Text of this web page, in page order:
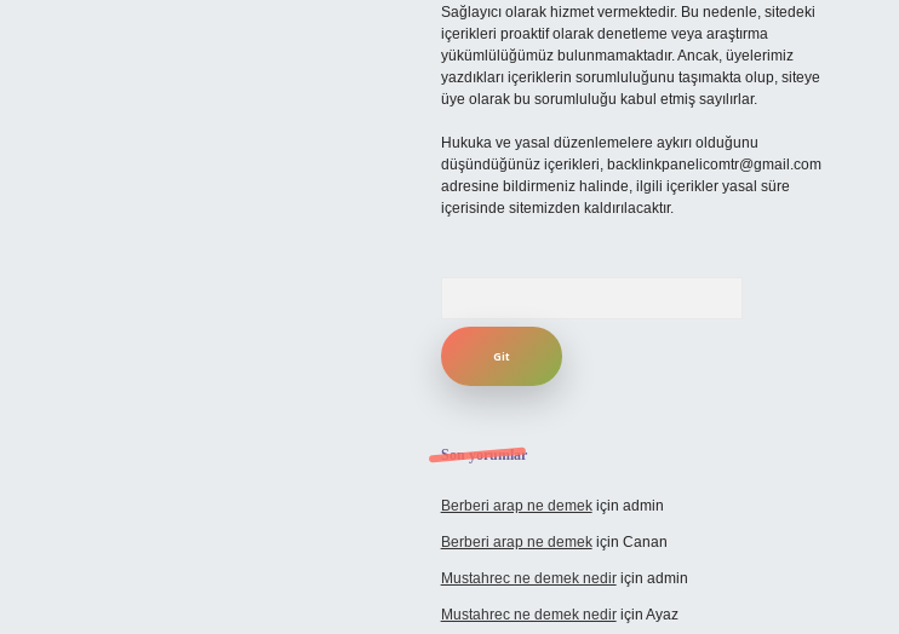
Sağlayıcı olarak hizmet vermektedir. Bu nedenle, sitedeki
içerikleri proaktif olarak denetleme veya araştırma
yükümlülüğümüz bulunmamaktadır. Ancak, üyelerimiz
yazdıkları içeriklerin sorumluluğunu taşımakta olup, siteye
üye olarak bu sorumluluğu kabul etmiş sayılırlar.
Hukuka ve yasal düzenlemelere aykırı olduğunu
düşündüğünüz içerikleri, backlinkpanelicomtr@gmail.com
adresine bildirmeniz halinde, ilgili içerikler yasal süre
içerisinde sitemizden kaldırılacaktır.
Son yorumlar
Berberi arap ne demekiçin admin
Berberi arap ne demekiçin Canan
Mustahrec ne demek nediriçin admin
Mustahrec ne demek nediriçin Ayaz